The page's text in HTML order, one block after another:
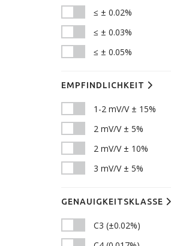
≤ ± 0.02%
≤ ± 0.03%
≤ ± 0.05%
EMPFINDLICHKEIT
1-2 mV/V ± 15%
2 mV/V ± 5%
2 mV/V ± 10%
3 mV/V ± 5%
GENAUIGKEITSKLASSE
C3 (±0.02%)